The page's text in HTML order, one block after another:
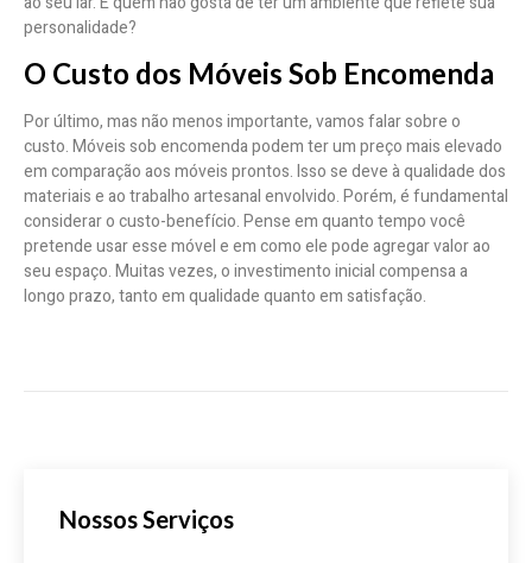
personalidade?
O Custo dos Móveis Sob Encomenda
Por último, mas não menos importante, vamos falar sobre o
custo. Móveis sob encomenda podem ter um preço mais elevado
em comparação aos móveis prontos. Isso se deve à qualidade dos
materiais e ao trabalho artesanal envolvido. Porém, é fundamental
considerar o custo-benefício. Pense em quanto tempo você
pretende usar esse móvel e em como ele pode agregar valor ao
seu espaço. Muitas vezes, o investimento inicial compensa a
longo prazo, tanto em qualidade quanto em satisfação.
Nossos Serviços